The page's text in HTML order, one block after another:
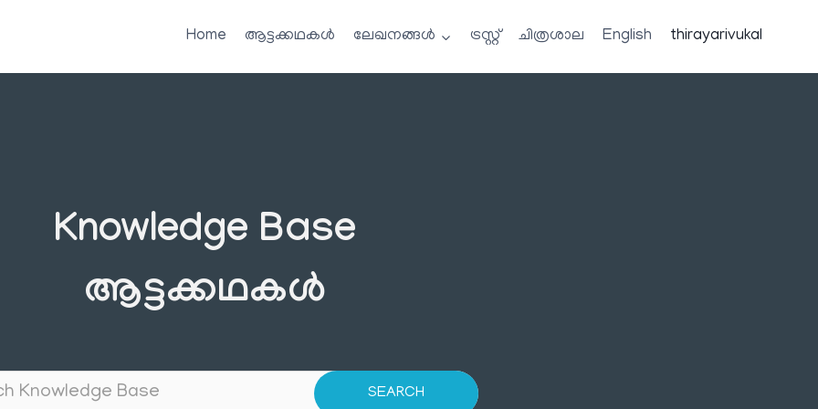
Home ആട്ടക്കഥകൾ ലേഖനങ്ങൾ ട്രസ്റ്റ് ചിത്രശാല English thirayarivukal
Knowledge Base
ആട്ടക്കഥകൾ